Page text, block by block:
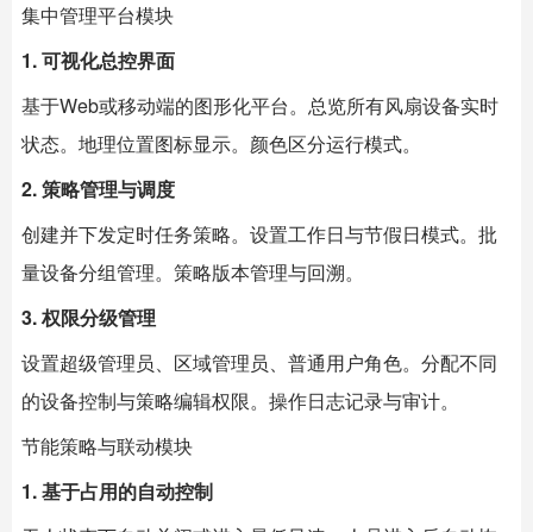
集中管理平台模块
1. 可视化总控界面
基于Web或移动端的图形化平台。总览所有风扇设备实时
状态。地理位置图标显示。颜色区分运行模式。
2. 策略管理与调度
创建并下发定时任务策略。设置工作日与节假日模式。批
量设备分组管理。策略版本管理与回溯。
3. 权限分级管理
设置超级管理员、区域管理员、普通用户角色。分配不同
的设备控制与策略编辑权限。操作日志记录与审计。
节能策略与联动模块
1. 基于占用的自动控制